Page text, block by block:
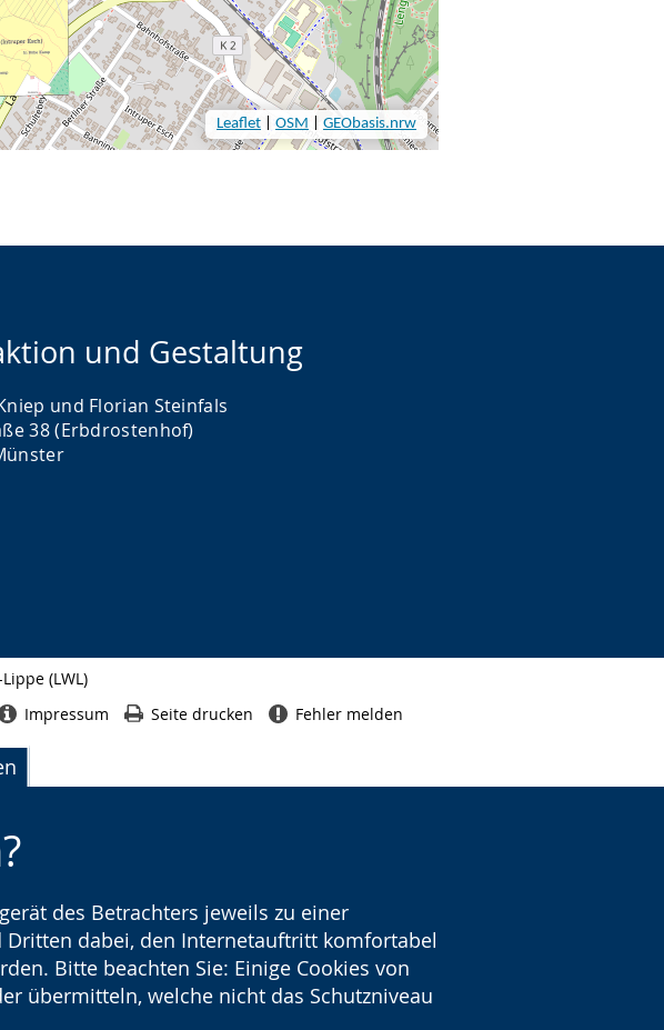
des Betrachters jeweils zu einer
dabei, den Internetauftritt komfortabel
Bitte beachten Sie: Einige Cookies von
übermitteln, welche nicht das Schutzniveau
und Gestaltung
und Florian Steinfals
38 (Erbdrostenhof)
(LWL)
Impressum Seite drucken Fehler melden